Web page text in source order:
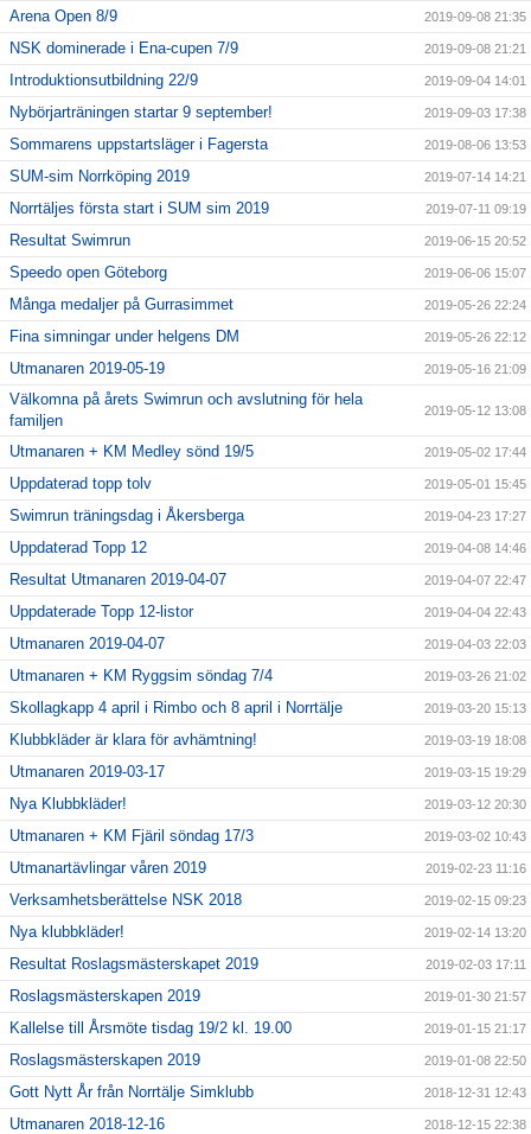
Arena Open 8/9 2019-09-08 21:35
NSK dominerade i Ena-cupen 7/9 2019-09-08 21:21
Introduktionsutbildning 22/9 2019-09-04 14:01
Nybörjarträningen startar 9 september! 2019-09-03 17:38
Sommarens uppstartsläger i Fagersta 2019-08-06 13:53
SUM-sim Norrköping 2019 2019-07-14 14:21
Norrtäljes första start i SUM sim 2019 2019-07-11 09:19
Resultat Swimrun 2019-06-15 20:52
Speedo open Göteborg 2019-06-06 15:07
Många medaljer på Gurrasimmet 2019-05-26 22:24
Fina simningar under helgens DM 2019-05-26 22:12
Utmanaren 2019-05-19 2019-05-16 21:09
Välkomna på årets Swimrun och avslutning för hela
familjen
2019-05-12 13:08
Utmanaren + KM Medley sönd 19/5 2019-05-02 17:44
Uppdaterad topp tolv 2019-05-01 15:45
Swimrun träningsdag i Åkersberga 2019-04-23 17:27
Uppdaterad Topp 12 2019-04-08 14:46
Resultat Utmanaren 2019-04-07 2019-04-07 22:47
Uppdaterade Topp 12-listor 2019-04-04 22:43
Utmanaren 2019-04-07 2019-04-03 22:03
Utmanaren + KM Ryggsim söndag 7/4 2019-03-26 21:02
Skollagkapp 4 april i Rimbo och 8 april i Norrtälje 2019-03-20 15:13
Klubbkläder är klara för avhämtning! 2019-03-19 18:08
Utmanaren 2019-03-17 2019-03-15 19:29
Nya Klubbkläder! 2019-03-12 20:30
Utmanaren + KM Fjäril söndag 17/3 2019-03-02 10:43
Utmanartävlingar våren 2019 2019-02-23 11:16
Verksamhetsberättelse NSK 2018 2019-02-15 09:23
Nya klubbkläder! 2019-02-14 13:20
Resultat Roslagsmästerskapet 2019 2019-02-03 17:11
Roslagsmästerskapen 2019 2019-01-30 21:57
Kallelse till Årsmöte tisdag 19/2 kl. 19.00 2019-01-15 21:17
Roslagsmästerskapen 2019 2019-01-08 22:50
Gott Nytt År från Norrtälje Simklubb 2018-12-31 12:43
Utmanaren 2018-12-16 2018-12-15 22:38